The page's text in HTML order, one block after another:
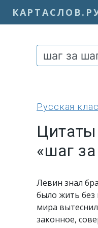
Русская
Цитаты
«шаг
Левин знал
было жить без
мира
законное,